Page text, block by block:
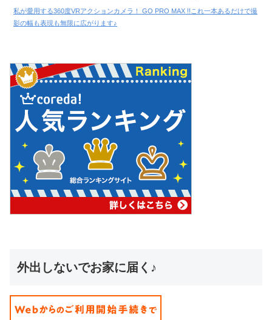
私が愛用する360度VRアクションカメラ！ GO PRO MAX !!これ一本あるだけで撮
影の幅も表現も無限に広がります♪
外出しないでお家に届く♪